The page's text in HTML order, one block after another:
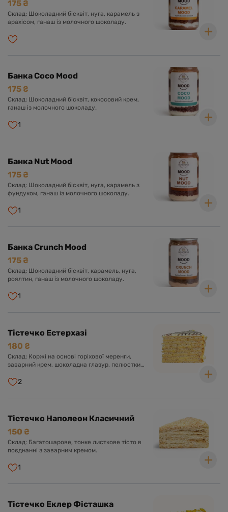
175 ₴
Склад: Шоколадний бісквіт, нуга, карамель з
арахісом, ганаш із молочного шоколаду.
Банка Coco Mood
175 ₴
Склад: Шоколадний бісквіт, кокосовий крем,
ганаш із молочного шоколаду.
1
Банка Nut Mood
175 ₴
Склад: Шоколадний бісквіт, нуга, карамель з
фундуком, ганаш із молочного шоколаду.
1
Банка Crunch Mood
175 ₴
Склад: Шоколадний бісквіт, карамель, нуга,
роялтин, ганаш із молочного шоколаду.
1
Тістечко Естерхазі
180 ₴
Склад: Коржі на основі горіхової меренги,
заварний крем, шоколадна глазур, пелюстки
2
Тістечко Наполеон Класичний
150 ₴
Склад: Багатошарове, тонке листкове тісто в
поєднанні з заварним кремом.
1
Тістечко Еклер Фісташка